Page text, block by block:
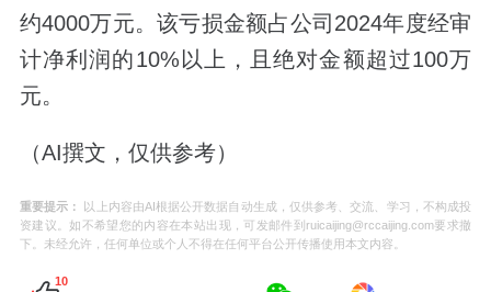
约4000万元。该亏损金额占公司2024年度经审
计净利润的10%以上，且绝对金额超过100万
元。
（AI撰文，仅供参考）
重要提示：
以上内容由AI根据公开数据自动生成，仅供参考、交流、学习，不构成投
资建议。如不希望您的内容在本站出现，可发邮件到ruicaijing@rccaijing.com要求撤
下。未经允许，任何单位或个人不得在任何平台公开传播使用本文内容。
10